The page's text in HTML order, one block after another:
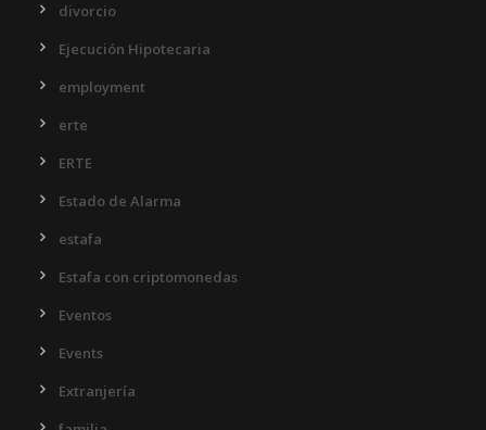
divorcio
Ejecución Hipotecaria
employment
erte
ERTE
Estado de Alarma
estafa
Estafa con criptomonedas
Eventos
Events
Extranjería